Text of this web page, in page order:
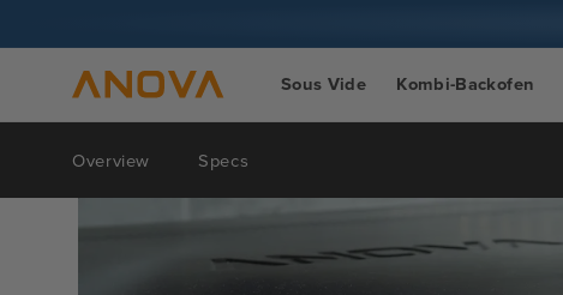
Sous Vide Kombi-Backofen
Overview Specs
Zur
Produktinformation